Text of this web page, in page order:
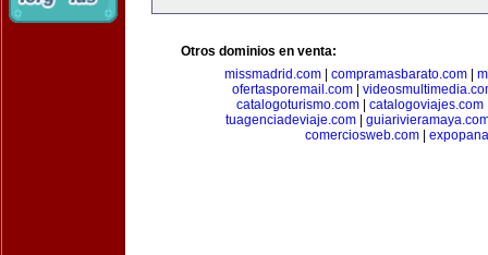
Otros dominios en venta:
missmadrid.com| compramasbarato.com|
ofertasporemail.com
catalogoturismo.com
catalogoviajes.com
tuagenciadeviaje.com|
comerciosweb.com